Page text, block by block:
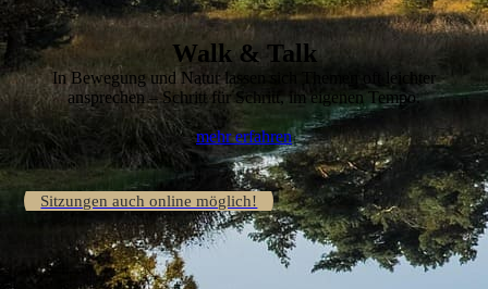
Walk & Talk
In Bewegung und Natur lassen sich Themen oft leichter
ansprechen – Schritt für Schritt, im eigenen Tempo.
mehr erfahren
Sitzungen auch online möglich!